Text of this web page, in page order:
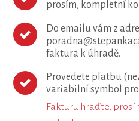
prosím, kompletní
Do emailu vám z
faktura k úhradě.
Provedete platbu
variabilní symbol
Fakturu hraďte,